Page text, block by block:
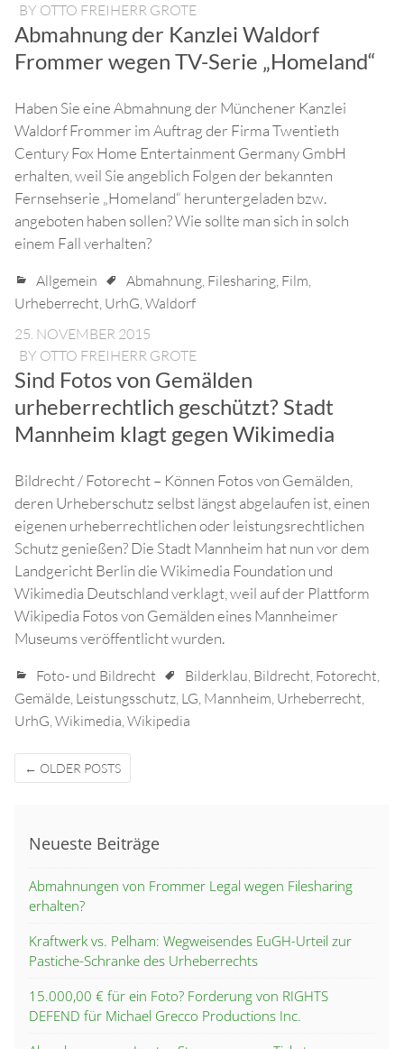
BY OTTO FREIHERR GROTE
Abmahnung der Kanzlei Waldorf
Frommer wegen TV-Serie „Homeland“
Haben Sie eine Abmahnung der Münchener Kanzlei
Waldorf Frommer im Auftrag der Firma Twentieth
Century Fox Home Entertainment Germany GmbH
erhalten, weil Sie angeblich Folgen der bekannten
Fernsehserie „Homeland“ heruntergeladen bzw.
angeboten haben sollen? Wie sollte man sich in solch
einem Fall verhalten?
Allgemein Abmahnung, Filesharing, Film,
Urheberrecht, UrhG,Waldorf
25. NOVEMBER 2015
BY OTTO FREIHERR GROTE
Sind Fotos von Gemälden
urheberrechtlich geschützt? Stadt
Mannheim klagt gegen Wikimedia
Bildrecht / Fotorecht – Können Fotos von Gemälden,
deren Urheberschutz selbst längst abgelaufen ist, einen
eigenen urheberrechtlichen oder leistungsrechtlichen
Schutz genießen? Die Stadt Mannheim hat nun vor dem
Landgericht Berlin die Wikimedia Foundation und
Wikimedia Deutschland verklagt, weil auf der Plattform
Wikipedia Fotos von Gemälden eines Mannheimer
Museums veröffentlicht wurden.
Foto- und Bildrecht Bilderklau, Bildrecht, Fotorecht,
Gemälde, Leistungsschutz, LG, Mannheim, Urheberrecht,
UrhG,Wikimedia,Wikipedia
Posts
navigation
← OLDER POSTS
Neueste Beiträge
Abmahnungen von Frommer Legal wegen Filesharing
erhalten?
Kraftwerk vs. Pelham: Wegweisendes EuGH-Urteil zur
Pastiche-Schranke des Urheberrechts
15.000,00 € für ein Foto? Forderung von RIGHTS
DEFEND für Michael Grecco Productions Inc.